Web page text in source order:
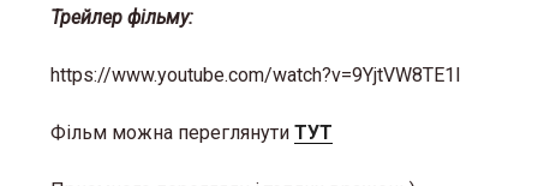
Трейлер фільму:
https://www.youtube.com/watch?v=9YjtVW8TE1I
Фільм можна переглянути ТУТ